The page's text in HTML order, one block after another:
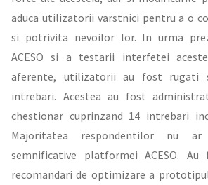
aduca utilizatorii varstnici pentru a o
si potrivita nevoilor lor. In urma
ACESO si a testarii interfetei
aferente, utilizatorii au fost rugati
intrebari. Acestea au fost
chestionar cuprinzand 14 intrebari
Majoritatea respondentilor nu ar
semnificative platformei ACESO.
recomandari de optimizare a